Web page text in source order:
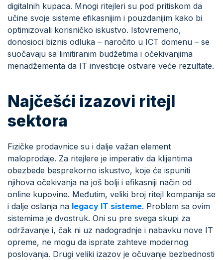
digitalnih kupaca. Mnogi ritejleri su pod pritiskom da
učine svoje sisteme efikasnijim i pouzdanijim kako bi
optimizovali korisničko iskustvo. Istovremeno,
donosioci biznis odluka – naročito u ICT domenu – se
suočavaju sa limitiranim budžetima i očekivanjima
menadžementa da IT investicije ostvare veće rezultate.
Najčešći izazovi ritejl
sektora
Fizičke prodavnice su i dalje važan element
maloprodaje. Za ritejlere je imperativ da klijentima
obezbede besprekorno iskustvo, koje će ispuniti
njihova očekivanja na još bolji i efikasniji način od
online kupovine. Međutim, veliki broj ritejl kompanija se
i dalje oslanja na legacy IT sisteme. Problem sa ovim
sistemima je dvostruk. Oni su pre svega skupi za
održavanje i, čak ni uz nadogradnje i nabavku nove IT
opreme, ne mogu da isprate zahteve modernog
poslovanja. Drugi veliki izazov je očuvanje bezbednosti